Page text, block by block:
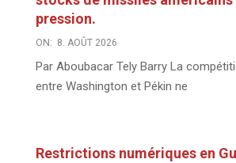
pression.
ON: 8. AOÛT 2026
Par Aboubacar Tely Barry La
entre Washington et Pékin ne
Restrictions numériques en